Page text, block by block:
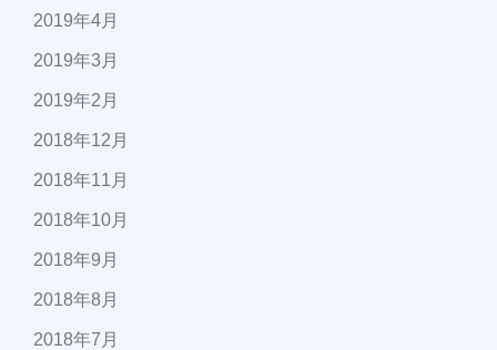
2019年4月
2019年3月
2019年2月
2018年12月
2018年11月
2018年10月
2018年9月
2018年8月
2018年7月